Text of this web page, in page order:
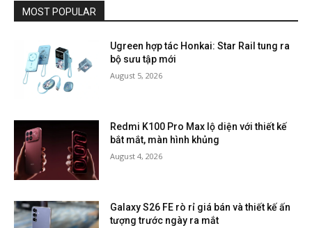
MOST POPULAR
Ugreen hợp tác Honkai: Star Rail tung ra
bộ sưu tập mới
August 5, 2026
Redmi K100 Pro Max lộ diện với thiết kế
bắt mắt, màn hình khủng
August 4, 2026
Galaxy S26 FE rò rỉ giá bán và thiết kế ấn
tượng trước ngày ra mắt